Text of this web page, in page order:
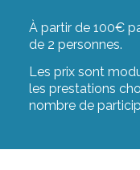
À partir de 100€
de 2 personnes.
Les prix sont
les prestations
nombre de